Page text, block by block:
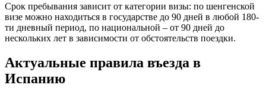
Срок пребывания зависит от категории визы: по шенгенской
визе можно находиться в государстве до 90 дней в любой 180-
ти дневный период, по национальной – от 90 дней до
нескольких лет в зависимости от обстоятельств поездки.
Актуальные правила въезда в
Испанию